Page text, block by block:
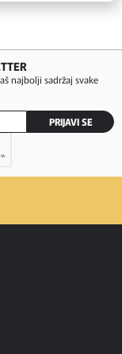
najbolji sadržaj svake
PRIJAVI SE